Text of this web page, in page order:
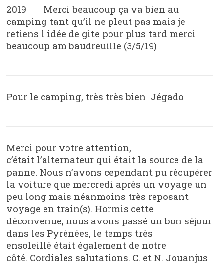
2019 Merci beaucoup ça va bien au
camping tant qu’il ne pleut pas mais je
retiens l idée de gite pour plus tard merci
beaucoup am baudreuille (3/5/19)
Pour le camping, très très bien Jégado
Merci pour votre attention,
c’était l’alternateur qui était la source de la
panne. Nous n’avons cependant pu récupérer
la voiture que mercredi après un voyage un
peu long mais néanmoins très reposant
voyage en train(s). Hormis cette
déconvenue, nous avons passé un bon séjour
dans les Pyrénées, le temps très
ensoleillé était également de notre
côté. Cordiales salutations. C. et N. Jouanjus